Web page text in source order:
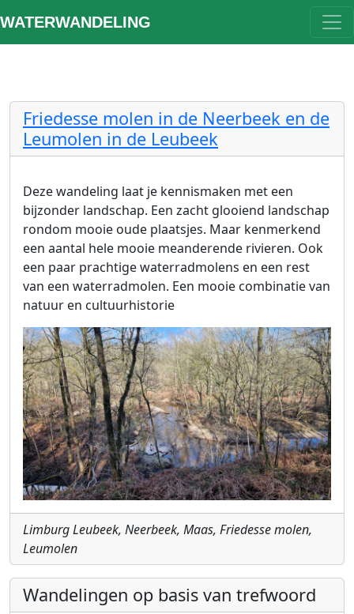
WATERWANDELING
Friedesse molen in de Neerbeek en de
Leumolen in de Leubeek
Deze wandeling laat je kennismaken met een
bijzonder landschap. Een zacht glooiend landschap
rondom mooie oude plaatsjes. Maar kenmerkend
een aantal hele mooie meanderende rivieren. Ook
een paar prachtige waterradmolens en een rest
van een waterradmolen. Een mooie combinatie van
natuur en cultuurhistorie
Limburg Leubeek, Neerbeek, Maas, Friedesse molen,
Leumolen
Wandelingen op basis van trefwoord